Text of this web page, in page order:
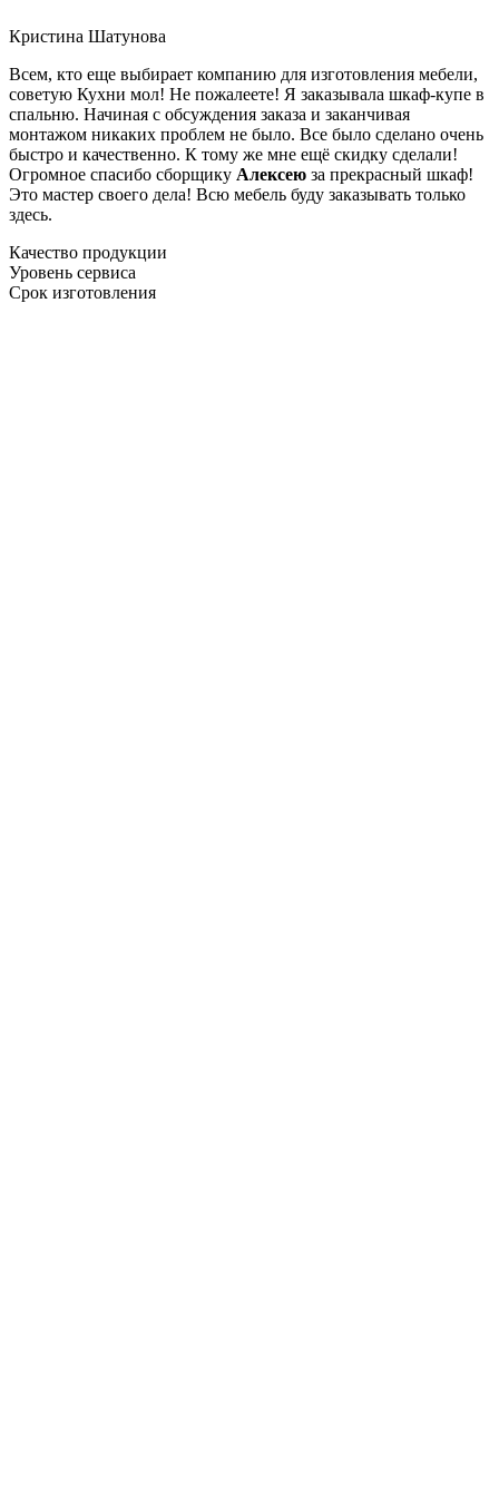
Кристина Шатунова
Всем, кто еще выбирает компанию для изготовления мебели,
советую Кухни мол! Не пожалеете! Я заказывала шкаф-купе в
спальню. Начиная с обсуждения заказа и заканчивая
монтажом никаких проблем не было. Все было сделано очень
быстро и качественно. К тому же мне ещё скидку сделали!
Огромное спасибо сборщику Алексею за прекрасный шкаф!
Это мастер своего дела! Всю мебель буду заказывать только
здесь.
Качество продукции
Уровень сервиса
Срок изготовления